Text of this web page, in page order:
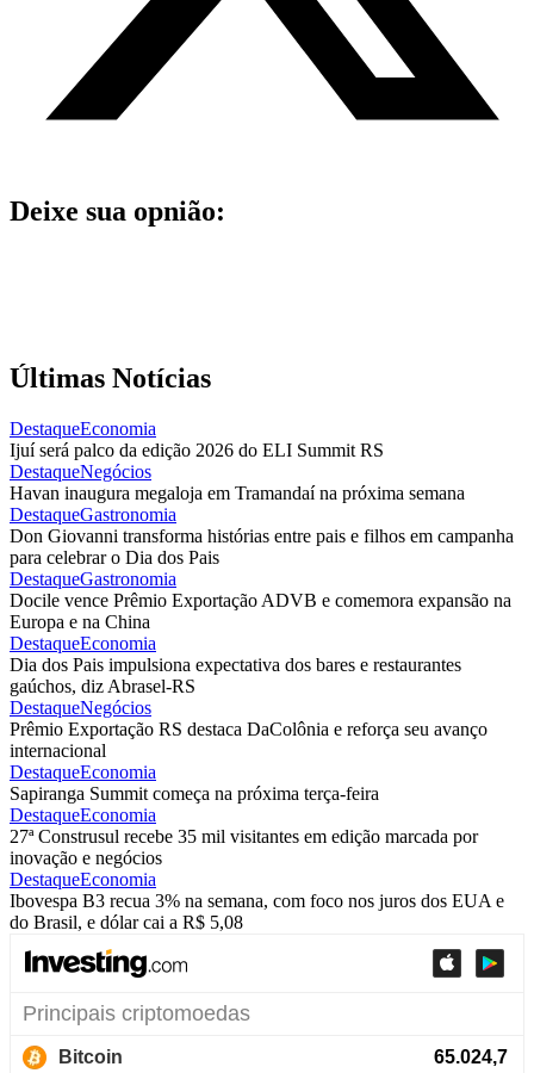
Deixe sua opnião:
Últimas Notícias
DestaqueEconomia
Ijuí será palco da edição 2026 do ELI Summit RS
DestaqueNegócios
Havan inaugura megaloja em Tramandaí na próxima semana
DestaqueGastronomia
Don Giovanni transforma histórias entre pais e filhos em campanha
para celebrar o Dia dos Pais
DestaqueGastronomia
Docile vence Prêmio Exportação ADVB e comemora expansão na
Europa e na China
DestaqueEconomia
Dia dos Pais impulsiona expectativa dos bares e restaurantes
gaúchos, diz Abrasel-RS
DestaqueNegócios
Prêmio Exportação RS destaca DaColônia e reforça seu avanço
internacional
DestaqueEconomia
Sapiranga Summit começa na próxima terça-feira
DestaqueEconomia
27ª Construsul recebe 35 mil visitantes em edição marcada por
inovação e negócios
DestaqueEconomia
Ibovespa B3 recua 3% na semana, com foco nos juros dos EUA e
do Brasil, e dólar cai a R$ 5,08